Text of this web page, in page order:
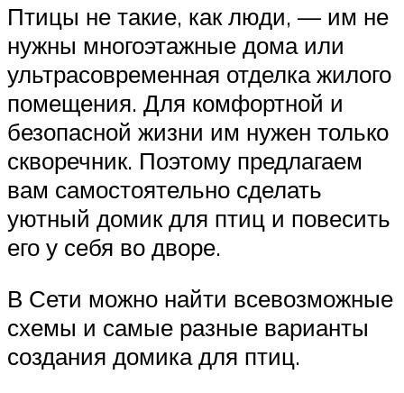
Птицы не такие, как люди, — им не
нужны многоэтажные дома или
ультрасовременная отделка жилого
помещения. Для комфортной и
безопасной жизни им нужен только
скворечник. Поэтому предлагаем
вам самостоятельно сделать
уютный домик для птиц и повесить
его у себя во дворе.
В Сети можно найти всевозможные
схемы и самые разные варианты
создания домика для птиц.